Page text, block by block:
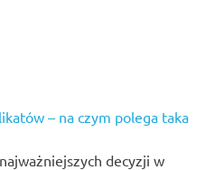
– na czym polega taka
decyzji w